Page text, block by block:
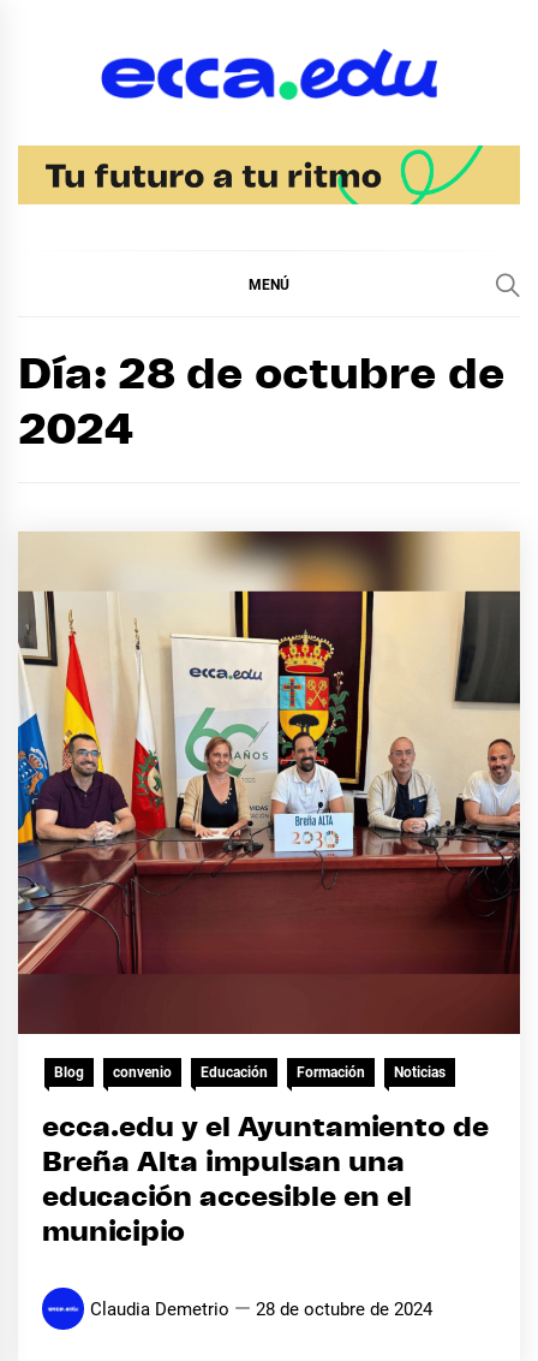
MENÚ
Día: 28 de octubre de
2024
Blog convenio Educación Formación Noticias
ecca.edu y el Ayuntamiento de
Breña Alta impulsan una
educación accesible en el
municipio
Claudia Demetrio 28 de octubre de 2024